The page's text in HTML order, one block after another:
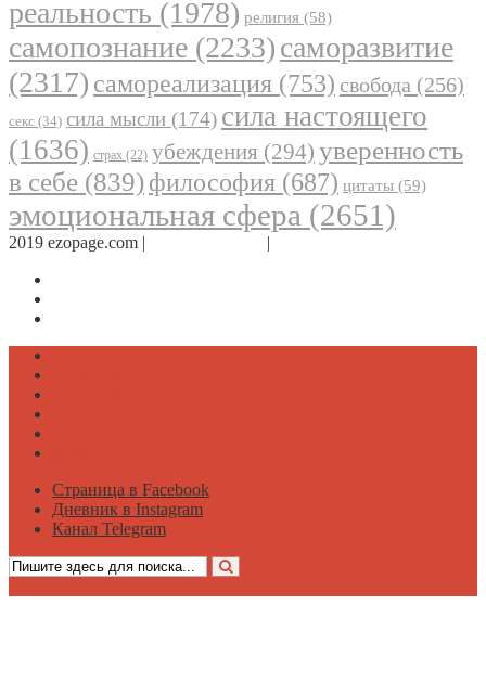
реальность (1978) религия (58)
самопознание (2233)саморазвитие
(2317) самореализация (753) свобода (256)
секс (34) сила мысли (174) сила настоящего
(1636) страх (22) убеждения (294) уверенность
в себе (839) философия (687) цитаты (59)
эмоциональная сфера (2651)
2019 ezopage.com | |
Страница в Facebook
Дневник в Instagram
Канал Telegram